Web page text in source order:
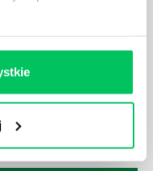
Kolumny